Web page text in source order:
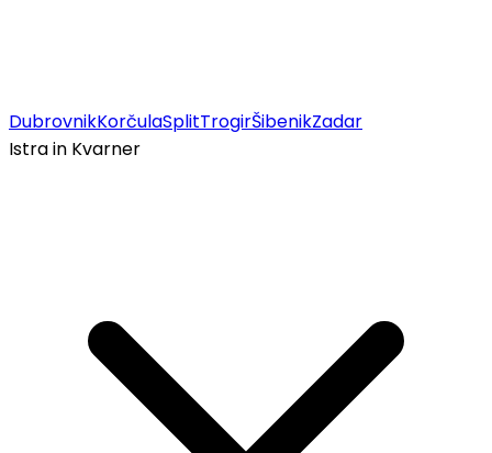
DubrovnikKorčulaSplitTrogirŠibenikZadar
Istra in Kvarner